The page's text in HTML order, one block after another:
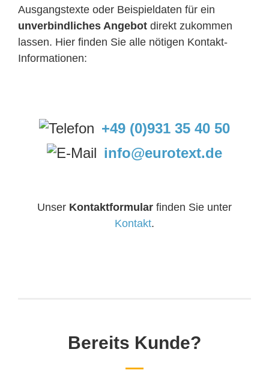
Ausgangstexte oder Beispieldaten für ein
unverbindliches Angebot direkt zukommen
lassen. Hier finden Sie alle nötigen Kontakt-
Informationen:
+49 (0)931 35 40 50
info@eurotext.de
Unser Kontaktformular finden Sie unter
Kontakt.
Bereits Kunde?